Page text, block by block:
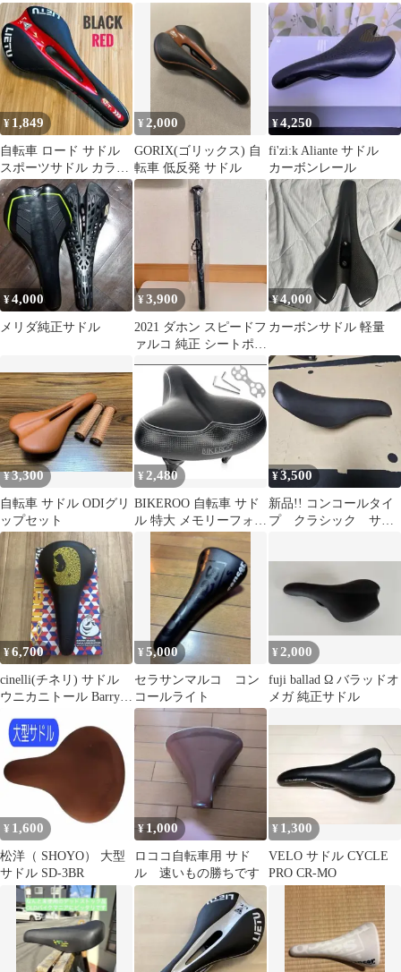
パーツ
¥ 1,849
自転車 ロード サドル
スポーツサドル カラー
ブラック×レッド
¥ 2,000
GORIX(ゴリックス) 自
転車 低反発 サドル
¥4,250
fi'zi:k Aliante サドル
カーボンレール
¥4,000
メリダ純正サドル
¥3,900
2021 ダホン スピードフ
ァルコ 純正 シートポス
¥4,000
カーボンサドル 軽量
¥3,300
自転車 サドル ODIグリ
ップセット
¥ 2,480
BIKEROO 自転車 サド
ル 特大 メモリーフォー
ム スプリング付
¥3,500
新品!! コンコールタイ
プ クラシック サド
¥6,700
cinelli(チネリ) サドル
ウニカニトール Barry
¥5,000
セラサンマルコ コン
コールライト
¥2,000
fuji ballad Ω バラッドオ
メガ 純正サドル
¥ 1,600
松洋（ SHOYO） 大型
サドル SD-3BR
¥1,000
ロココ自転車用 サド
ル 速いもの勝ちです
¥ 1,300
VELO サドル CYCLE
PRO CR-MO